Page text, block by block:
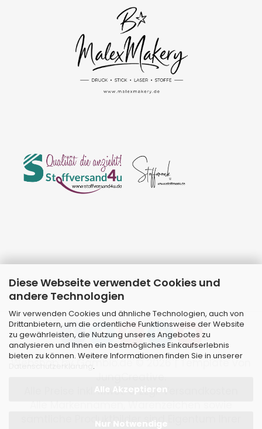
Diese Webseite verwendet Cookies und
andere Technologien
Wir verwenden Cookies und ähnliche Technologien, auch von
Drittanbietern, um die ordentliche Funktionsweise der Website
zu gewährleisten, die Nutzung unseres Angebotes zu
analysieren und Ihnen ein bestmögliches Einkaufserlebnis
bieten zu können. Weitere Informationen finden Sie in unserer
.
Alle Akzeptieren
Nur Notwendige
Webshopby Gambio.de © 2026 | Template von
Alle Preise inkl. MwSt. & zzgl. Versandkosten
sämtliche Produktbilder sind Eigentum Ihrer